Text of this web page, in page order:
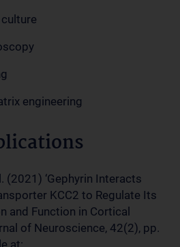
engineering
(2021) ‘Gephyrin Interacts
KCC2 to Regulate Its
and Function in Cortical
of Neuroscience, 42(2), pp.
at: